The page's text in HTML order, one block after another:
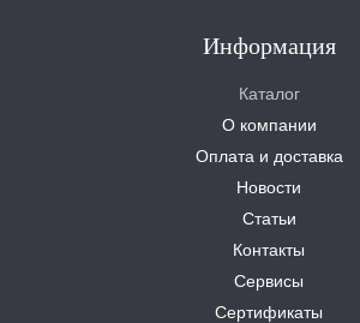
Информация
Каталог
О компании
Оплата и доставка
Новости
Статьи
Контакты
Сервисы
Сертификаты